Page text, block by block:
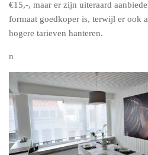
€15,-, maar er zijn uiteraard
formaat goedkoper is, terwijl er ook
hogere tarieven hanteren.
n